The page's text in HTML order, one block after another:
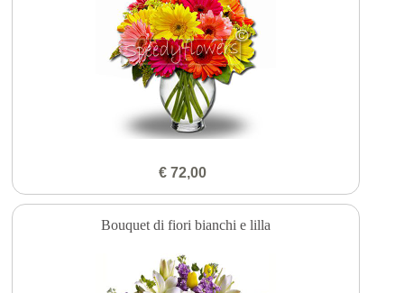
€ 72,00
Bouquet di fiori bianchi e lilla